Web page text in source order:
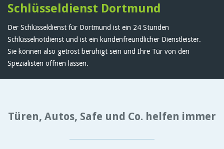
Schlüsseldienst Dortmund
Der Schlüsseldienst für Dortmund ist ein 24 Stunden
Schlüsselnotdienst und ist ein kundenfreundlicher Dienstleister.
Sie können also getrost beruhigt sein und Ihre Tür von den
Spezialisten öffnen lassen.
Türen, Autos, Safe und Co. helfen immer